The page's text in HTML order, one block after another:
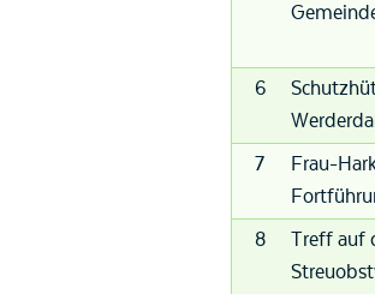
6
7
Frau-
8
Treff auf